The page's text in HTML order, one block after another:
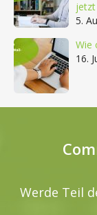
5.
Wie
16.
Werde Teil